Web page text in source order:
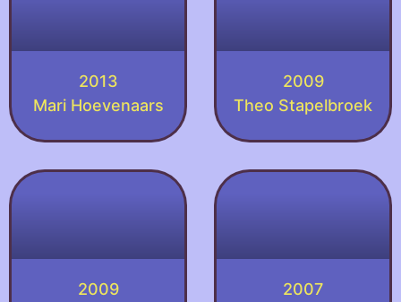
2013
Mari Hoevenaars
2009
Theo Stapelbroek
2009
2007